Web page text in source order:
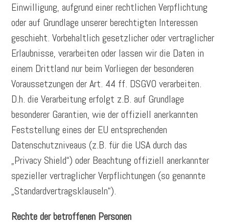
Einwilligung, aufgrund einer rechtlichen Verpflichtung
oder auf Grundlage unserer berechtigten Interessen
geschieht. Vorbehaltlich gesetzlicher oder vertraglicher
Erlaubnisse, verarbeiten oder lassen wir die Daten in
einem Drittland nur beim Vorliegen der besonderen
Voraussetzungen der Art. 44 ff. DSGVO verarbeiten.
D.h. die Verarbeitung erfolgt z.B. auf Grundlage
besonderer Garantien, wie der offiziell anerkannten
Feststellung eines der EU entsprechenden
Datenschutzniveaus (z.B. für die USA durch das
„Privacy Shield“) oder Beachtung offiziell anerkannter
spezieller vertraglicher Verpflichtungen (so genannte
„Standardvertragsklauseln“).
Rechte der betroffenen Personen